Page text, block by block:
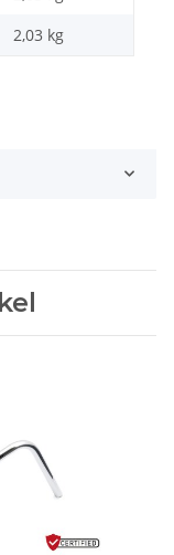
2,03 kg